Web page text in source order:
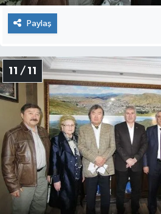
Paylaş
11 / 11